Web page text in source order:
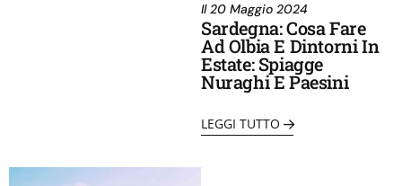
Il20 Maggio 2024
Sardegna: Cosa Fare
Ad Olbia E Dintorni In
Estate: Spiagge
Nuraghi E Paesini
LEGGI TUTTO